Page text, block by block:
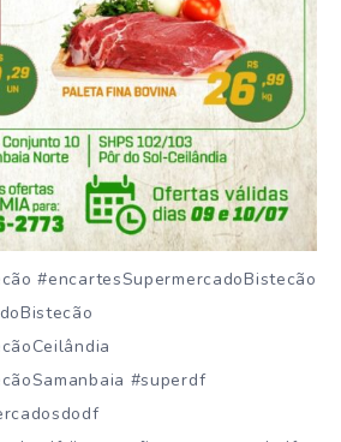
#encartesSupermercadoBistecão
#superdf